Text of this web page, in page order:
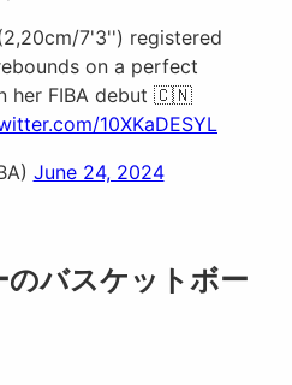
7'3'') registered
on a perfect
her FIBA debut 🇨🇳
10XKaDESYL
June 24, 2024
バスケットボー